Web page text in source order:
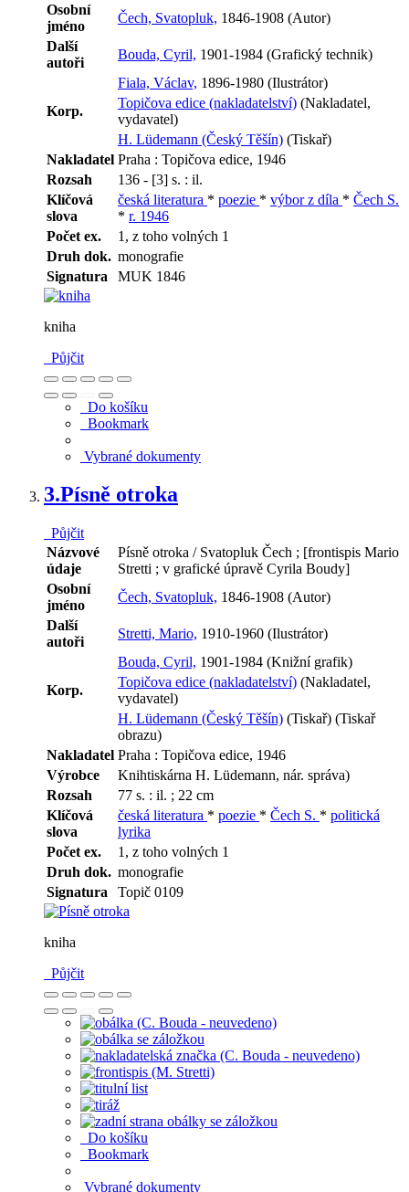
Osobní
jméno
Čech, Svatopluk, 1846-1908 (Autor)
Další
autoři
Bouda, Cyril, 1901-1984 (Grafický technik)
Fiala, Václav, 1896-1980 (Ilustrátor)
Korp.
Topičova edice (nakladatelství) (Nakladatel,
vydavatel)
H. Lüdemann (Český Těšín) (Tiskař)
Nakladatel Praha : Topičova edice, 1946
Rozsah
136 - [3] s. : il.
Klíčová
slova
česká literatura * poezie * výbor z díla * Čech S.
* r. 1946
Počet ex.
1, z toho volných 1
Druh dok. monografie
Signatura
MUK 1846
kniha
Půjčit
Do košíku
Bookmark
Vybrané dokumenty
3.Písně otroka
Půjčit
Názvové
údaje
Písně otroka / Svatopluk Čech ; [frontispis Mario
Stretti ; v grafické úpravě Cyrila Boudy]
Osobní
jméno
Čech, Svatopluk, 1846-1908 (Autor)
Další
autoři
Stretti, Mario, 1910-1960 (Ilustrátor)
Bouda, Cyril, 1901-1984 (Knižní grafik)
Korp.
Topičova edice (nakladatelství) (Nakladatel,
vydavatel)
H. Lüdemann (Český Těšín) (Tiskař) (Tiskař
obrazu)
Nakladatel Praha : Topičova edice, 1946
Výrobce
Knihtiskárna H. Lüdemann, nár. správa)
Rozsah
77 s. : il. ; 22 cm
Klíčová
slova
česká literatura * poezie * Čech S. * politická
lyrika
Počet ex.
1, z toho volných 1
Druh dok. monografie
Signatura
Topič 0109
kniha
Půjčit
Do košíku
Bookmark
Vybrané dokumenty